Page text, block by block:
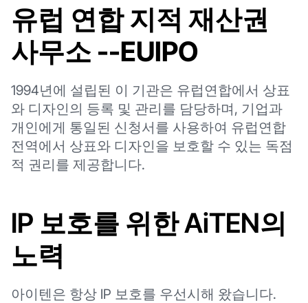
유럽 연합 지적 재산권
사무소 --EUIPO
1994년에 설립된 이 기관은 유럽연합에서 상표
와 디자인의 등록 및 관리를 담당하며, 기업과
개인에게 통일된 신청서를 사용하여 유럽연합
전역에서 상표와 디자인을 보호할 수 있는 독점
적 권리를 제공합니다.
IP 보호를 위한 AiTEN의
노력
아이텐은 항상 IP 보호를 우선시해 왔습니다.